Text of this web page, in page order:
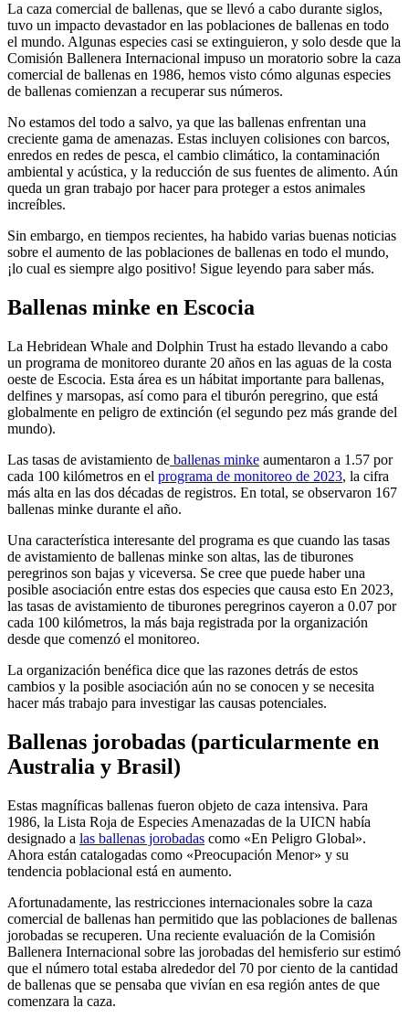
La caza comercial de ballenas, que se llevó a cabo durante siglos,
tuvo un impacto devastador en las poblaciones de ballenas en todo
el mundo. Algunas especies casi se extinguieron, y solo desde que la
Comisión Ballenera Internacional impuso un moratorio sobre la caza
comercial de ballenas en 1986, hemos visto cómo algunas especies
de ballenas comienzan a recuperar sus números.
No estamos del todo a salvo, ya que las ballenas enfrentan una
creciente gama de amenazas. Estas incluyen colisiones con barcos,
enredos en redes de pesca, el cambio climático, la contaminación
ambiental y acústica, y la reducción de sus fuentes de alimento. Aún
queda un gran trabajo por hacer para proteger a estos animales
increíbles.
Sin embargo, en tiempos recientes, ha habido varias buenas noticias
sobre el aumento de las poblaciones de ballenas en todo el mundo,
¡lo cual es siempre algo positivo! Sigue leyendo para saber más.
Ballenas minke en Escocia
La Hebridean Whale and Dolphin Trust ha estado llevando a cabo
un programa de monitoreo durante 20 años en las aguas de la costa
oeste de Escocia. Esta área es un hábitat importante para ballenas,
delfines y marsopas, así como para el tiburón peregrino, que está
globalmente en peligro de extinción (el segundo pez más grande del
mundo).
Las tasas de avistamiento de ballenas minke aumentaron a 1.57 por
cada 100 kilómetros en el programa de monitoreo de 2023, la cifra
más alta en las dos décadas de registros. En total, se observaron 167
ballenas minke durante el año.
Una característica interesante del programa es que cuando las tasas
de avistamiento de ballenas minke son altas, las de tiburones
peregrinos son bajas y viceversa. Se cree que puede haber una
posible asociación entre estas dos especies que causa esto En 2023,
las tasas de avistamiento de tiburones peregrinos cayeron a 0.07 por
cada 100 kilómetros, la más baja registrada por la organización
desde que comenzó el monitoreo.
La organización benéfica dice que las razones detrás de estos
cambios y la posible asociación aún no se conocen y se necesita
hacer más trabajo para investigar las causas potenciales.
Ballenas jorobadas (particularmente en
Australia y Brasil)
Estas magníficas ballenas fueron objeto de caza intensiva. Para
1986, la Lista Roja de Especies Amenazadas de la UICN había
designado a las ballenas jorobadas como «En Peligro Global».
Ahora están catalogadas como «Preocupación Menor» y su
tendencia poblacional está en aumento.
Afortunadamente, las restricciones internacionales sobre la caza
comercial de ballenas han permitido que las poblaciones de ballenas
jorobadas se recuperen. Una reciente evaluación de la Comisión
Ballenera Internacional sobre las jorobadas del hemisferio sur estimó
que el número total estaba alrededor del 70 por ciento de la cantidad
de ballenas que se pensaba que vivían en esa región antes de que
comenzara la caza.